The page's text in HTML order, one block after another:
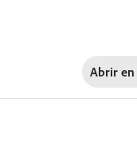
Abrir en